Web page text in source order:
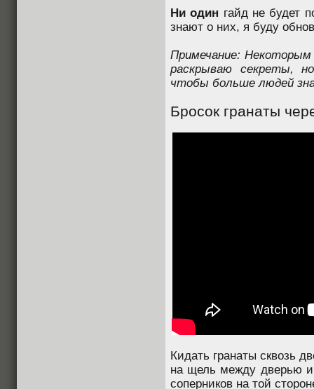
Ни один гайд не будет
знают о них, я буду
Примечание:
раскрываю секреты,
чтобы больше людей
Бросок гранаты
Кидать гранаты сквозь
на щель между дверью и
соперников на той